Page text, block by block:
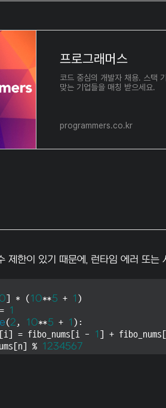
프로그래머스
코드 중심의 개발자 채용. 스택
맞는 기업들을 매칭 받으세요.
programmers.co.kr
제한이 있기 때문에, 런타임 에러 또는
0] * (10**5 + 1 )
1
(2 , 10**5 + 1 ):
= fibo_nums[i -
1 ] +
% 1234567